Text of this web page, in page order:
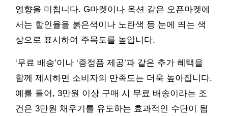
영향을 미칩니다. G마켓이나 옥션 같은 오픈마켓에
서는 할인율을 붉은색이나 노란색 등 눈에 띄는 색
상으로 표시하여 주목도를 높입니다.
‘무료 배송’이나 ‘증정품 제공’과 같은 추가 혜택을
함께 제시하면 소비자의 만족도는 더욱 높아집니다.
예를 들어, 3만원 이상 구매 시 무료 배송이라는 조
건은 3만원 채우기를 유도하는 효과적인 수단이 됩